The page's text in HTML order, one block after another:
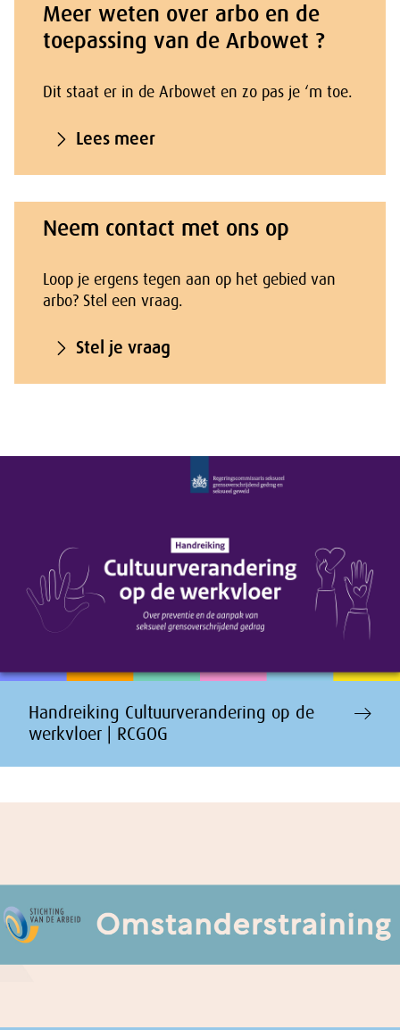
Meer weten over arbo en de
toepassing van de Arbowet ?
Dit staat er in de Arbowet en zo pas je ‘m toe.
Lees meer
Neem contact met ons op
Loop je ergens tegen aan op het gebied van
arbo? Stel een vraag.
Stel je vraag
Handreiking Cultuurverandering op de
werkvloer | RCGOG